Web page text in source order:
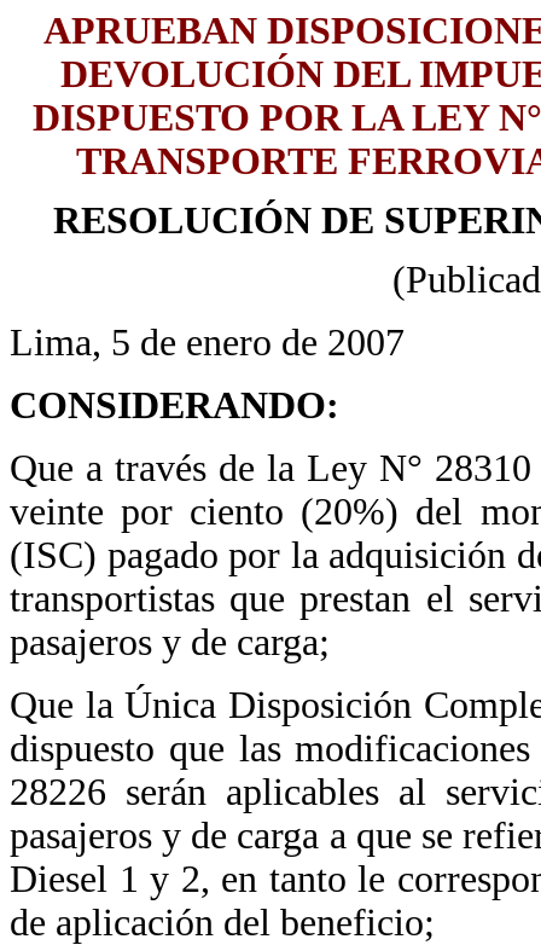
APRUEBAN
DEVOLUCIÓN DEL
DISPUESTO POR LA LEY
TRANSPORTE
RESOLUCIÓN DE
Lima, 5 de enero de 2007
CONSIDERANDO:
Que a través de la Ley N°
veinte por ciento (20%) del
(ISC) pagado por la adquisición
transportistas que prestan el
pasajeros y de carga;
Que la Única Disposición
dispuesto que las
28226 serán aplicables al
pasajeros y de carga a que se
Diesel 1 y 2, en tanto le
de aplicación del beneficio;